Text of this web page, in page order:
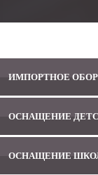
ИМПОРТНОЕ
ОСНАЩЕНИЕ
ОСНАЩЕНИЕ